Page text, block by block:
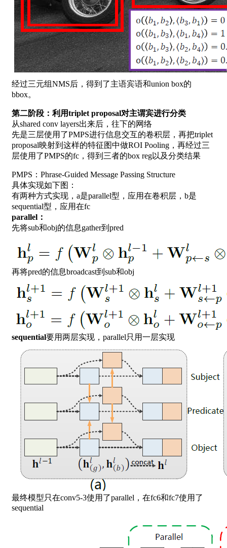
经过三元组NMS后，得到了主语宾语和union box的
bbox。
第二阶段：利用triplet proposal对主谓宾进行分类
从shared conv layers出来后，往下的网络
先是三层使用了PMPS进行信息交互的卷积层，再把triplet
proposal映射到这样的特征图中做ROI Pooling，再经过三
层使用了PMPS的fc，得到三者的box reg以及分类结果
PMPS：Phrase-Guided Message Passing Structure
具体实现如下图：
有两种方式实现，a是parallel型，应用在卷积层，b是
sequential型，应用在fc
parallel：
先将sub和obj的信息gather到pred
再将pred的信息broadcast到sub和obj
sequential要用两层实现，parallel只用一层实现
最终模型只在conv5-3使用了parallel，在fc6和fc7使用了
sequential